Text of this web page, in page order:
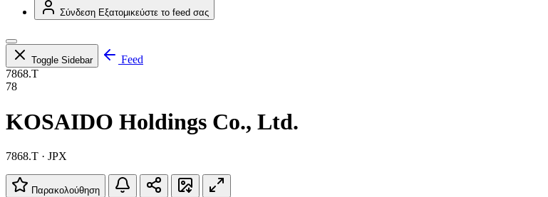
Σύνδεση Εξατομικεύστε το feed σας
Toggle Sidebar
Feed
7868.T
78
KOSAIDO Holdings Co., Ltd.
7868.T · JPX
Παρακολούθηση